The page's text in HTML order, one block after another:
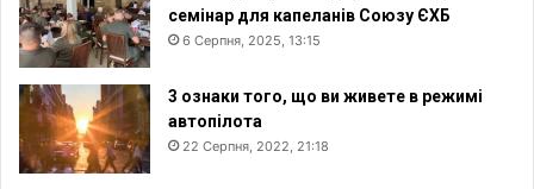
семінар для капеланів Союзу ЄХБ
6 Серпня, 2025, 13:15
3 ознаки того, що ви живете в режимі
автопілота
22 Серпня, 2022, 21:18